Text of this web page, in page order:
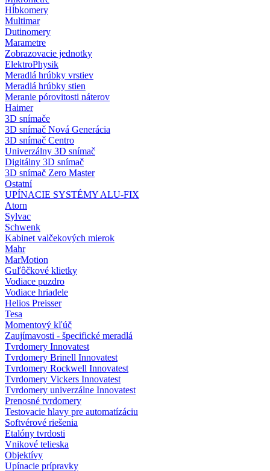
Hĺbkomery
Multimar
Dutinomery
Marametre
Zobrazovacie jednotky
ElektroPhysik
Meradlá hrúbky vrstiev
Meradlá hrúbky stien
Meranie pórovitosti náterov
Haimer
3D snímače
3D snímač Nová Generácia
3D snímač Centro
Univerzálny 3D snímač
Digitálny 3D snímač
3D snímač Zero Master
Ostatní
UPÍNACIE SYSTÉMY ALU-FIX
Atorn
Sylvac
Schwenk
Kabinet valčekových mierok
Mahr
MarMotion
Guľôčkové klietky
Vodiace puzdro
Vodiace hriadele
Helios Preisser
Tesa
Momentový kľúč
Zaujímavosti - špecifické meradlá
Tvrdomery Innovatest
Tvrdomery Brinell Innovatest
Tvrdomery Rockwell Innovatest
Tvrdomery Vickers Innovatest
Tvrdomery univerzálne Innovatest
Prenosné tvrdomery
Testovacie hlavy pre automatízáciu
Softvérové riešenia
Etalóny tvrdosti
Vnikové telieska
Objektívy
Upínacie prípravky